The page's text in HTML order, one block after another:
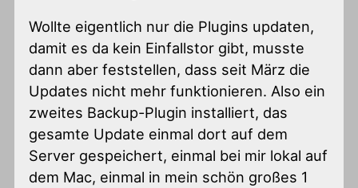
Wollte eigentlich nur die Plugins updaten,
damit es da kein Einfallstor gibt, musste
dann aber feststellen, dass seit März die
Updates nicht mehr funktionieren. Also ein
zweites Backup-Plugin installiert, das
gesamte Update einmal dort auf dem
Server gespeichert, einmal bei mir lokal auf
dem Mac, einmal in mein schön großes 1